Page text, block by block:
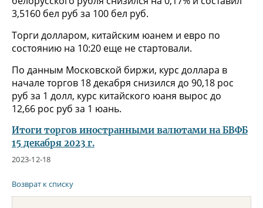
3,5160 бел руб за 100 бел руб.
Торги долларом, китайским юанем и евро по
состоянию на 10:20 еще не стартовали.
По данным Московской биржи, курс доллара в
начале торгов 18 декабря снизился до 90,18 рос
руб за 1 долл, курс китайского юаня вырос до
12,66 рос руб за 1 юань.
Итоги торгов иностранными валютами на БВФБ
15 декабря 2023 г.
2023-12-18
Возврат к списку